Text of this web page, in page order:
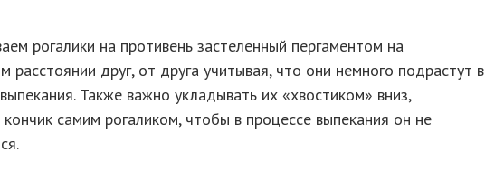
рогалики на противень застеленный пергаментом на
расстоянии друг, от друга учитывая, что они немного подрастут в
Также важно укладывать их «хвостиком» вниз,
самим рогаликом, чтобы в процессе выпекания он не